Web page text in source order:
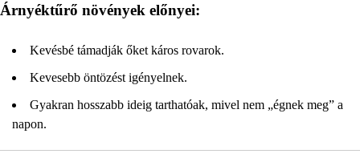
Árnyéktűrő növények előnyei:
Kevésbé támadják őket káros rovarok.
Kevesebb öntözést igényelnek.
Gyakran hosszabb ideig tarthatóak, mivel nem „égnek meg” a
napon.